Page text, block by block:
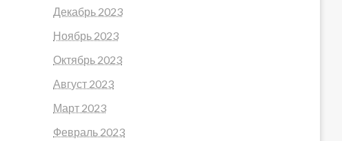
Декабрь 2023
Ноябрь 2023
Октябрь 2023
Август 2023
Март 2023
Февраль 2023